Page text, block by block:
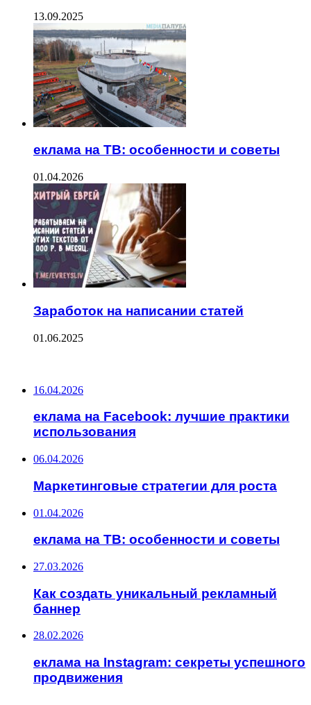
13.09.2025
еклама на ТВ: особенности и советы
01.04.2026
Заработок на написании статей
01.06.2025
16.04.2026
еклама на Facebook: лучшие практики
использования
06.04.2026
Маркетинговые стратегии для роста
01.04.2026
еклама на ТВ: особенности и советы
27.03.2026
Как создать уникальный рекламный
баннер
28.02.2026
еклама на Instagram: секреты успешного
продвижения